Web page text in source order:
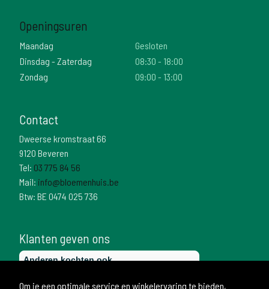
Openingsuren
Maandag
Gesloten
Dinsdag - Zaterdag
08:30 - 18:00
Zondag
09:00 - 13:00
Contact
Dweerse kromstraat 66
9120 Beveren
Tel: 03 775 84 56
Mail: info@bloemenhuis.be
Btw: BE 0474 025 736
Klanten geven ons
Om je een optimale service en winkelervaring te bieden,